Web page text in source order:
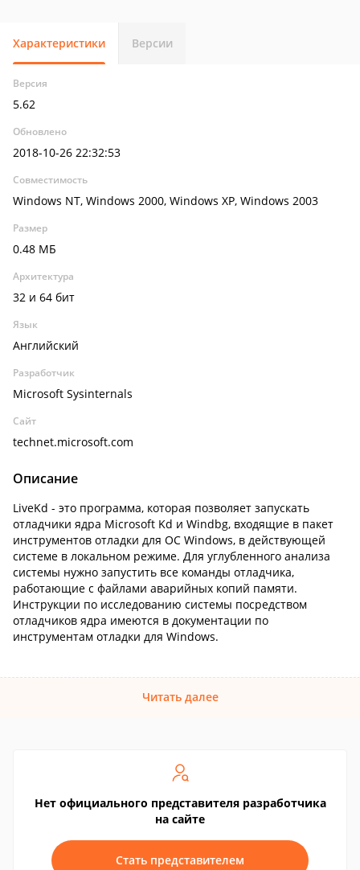
Характеристики Версии
Версия
5.62
Обновлено
2018-10-26 22:32:53
Совместимость
Windows NT, Windows 2000, Windows XP, Windows 2003
Размер
0.48 МБ
Архитектура
32 и 64 бит
Язык
Английский
Разработчик
Microsoft Sysinternals
Сайт
technet.microsoft.com
Описание
LiveKd - это программа, которая позволяет запускать
отладчики ядра Microsoft Kd и Windbg, входящие в пакет
инструментов отладки для ОС Windows, в действующей
системе в локальном режиме. Для углубленного анализа
системы нужно запустить все команды отладчика,
работающие с файлами аварийных копий памяти.
Инструкции по исследованию системы посредством
отладчиков ядра имеются в документации по
инструментам отладки для Windows.
Читать далее
Нет официального представителя разработчика
на сайте
Стать представителем